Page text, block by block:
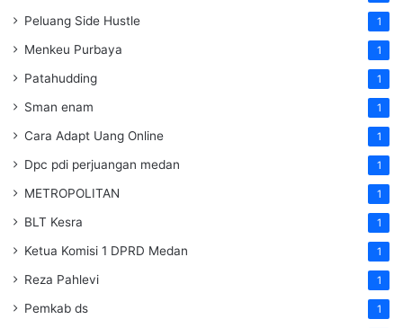
Peluang Side Hustle 1
Menkeu Purbaya 1
Patahudding 1
Sman enam 1
Cara Adapt Uang Online 1
Dpc pdi perjuangan medan 1
METROPOLITAN 1
BLT Kesra 1
Ketua Komisi 1 DPRD Medan 1
Reza Pahlevi 1
Pemkab ds 1